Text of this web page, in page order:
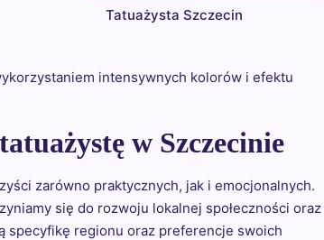
Tatuażysta Szczecin
intensywnych kolorów i efektu
w Szczecinie
zarówno praktycznych, jak i emocjonalnych.
się do rozwoju lokalnej społeczności oraz
specyfikę regionu oraz preferencje swoich